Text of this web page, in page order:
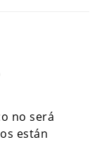
no será
están